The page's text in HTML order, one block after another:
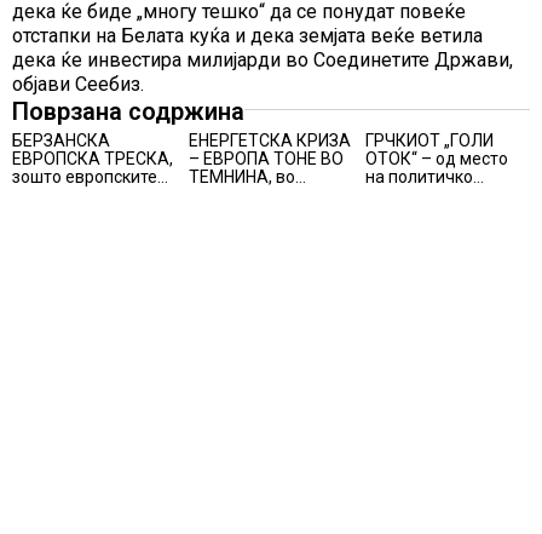
дека ќе биде „многу тешко“ да се понудат повеќе
отстапки на Белата куќа и дека земјата веќе ветила
дека ќе инвестира милијарди во Соединетите Држави,
објави Сеебиз.
Поврзана содржина
БЕРЗАНСКА
ЕВРОПСКА ТРЕСКА,
зошто европските
ЕНЕРГЕТСКА КРИЗА
– ЕВРОПА ТОНЕ ВО
ТЕМНИНА, во
ГРЧКИОТ „ГОЛИ
ОТОК“ – од место
на политичко